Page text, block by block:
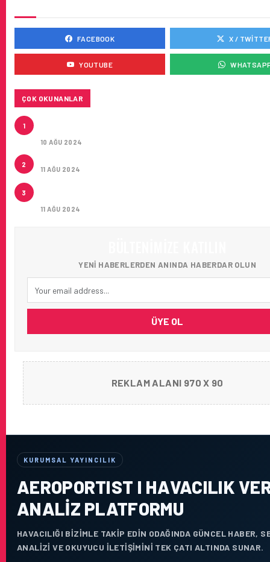
FACEBOOK X /
YOUTUBE
ÇOK OKUNANLAR
1
10 AĞU 2024
2
11 AĞU 2024
3
11 AĞU 2024
YENI HABERLERDEN ANINDA HABERDAR OLUN
ÜYE OL
REKLAM ALANI 970 X 90
KURUMSAL YAYINCILIK
AEROPORTIST I HAVACILIK
ANALIZ PLATFORMU
HAVACILIĞI BIZIMLE TAKIP EDIN ODAĞINDA GÜNCEL HABER,
ANALIZI VE OKUYUCU ILETIŞIMINI TEK ÇATI ALTINDA SUNAR.